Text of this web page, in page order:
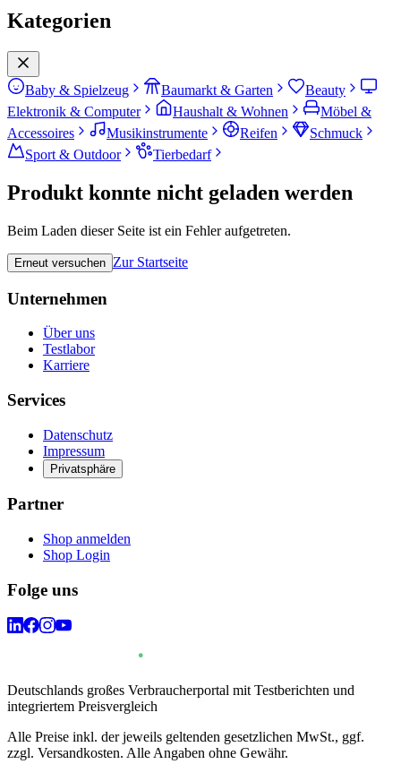
Kategorien
Baby & Spielzeug Baumarkt & Garten
Beauty
Elektronik & Computer
Haushalt & Wohnen
Möbel &
Accessoires
Musikinstrumente Reifen
Schmuck
Sport & Outdoor
Tierbedarf
Produkt konnte nicht geladen werden
Beim Laden dieser Seite ist ein Fehler aufgetreten.
Erneut versuchen Zur Startseite
Unternehmen
Über uns
Testlabor
Karriere
Services
Datenschutz
Impressum
Privatsphäre
Partner
Shop anmelden
Shop Login
Folge uns
Deutschlands großes Verbraucherportal mit Testberichten und
integriertem Preisvergleich
Alle Preise inkl. der jeweils geltenden gesetzlichen MwSt., ggf.
zzgl. Versandkosten. Alle Angaben ohne Gewähr.